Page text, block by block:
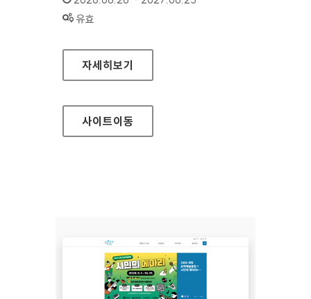
상태 :
유효
화성시복지재단
자세히보기
사이트이동